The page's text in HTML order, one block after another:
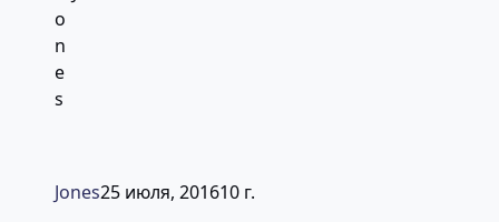
Jones25 июля, 201610 г.